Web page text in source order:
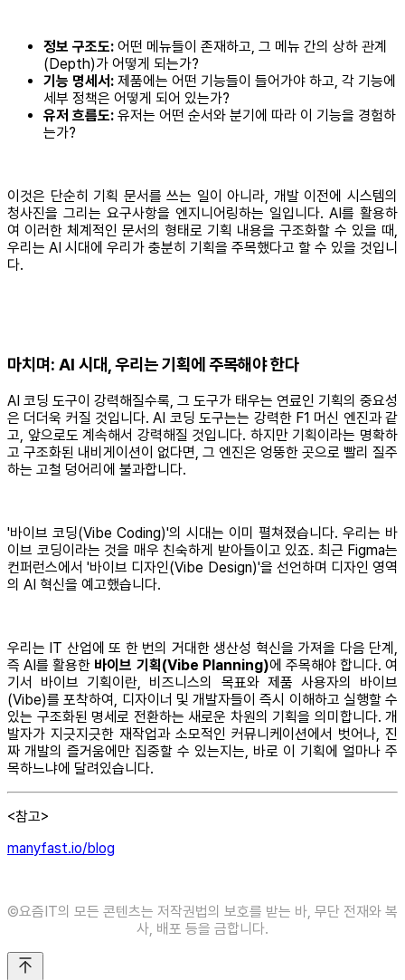
정보 구조도: 어떤 메뉴들이 존재하고, 그 메뉴 간의 상하 관계
(Depth)가 어떻게 되는가?
기능 명세서: 제품에는 어떤 기능들이 들어가야 하고, 각 기능에
세부 정책은 어떻게 되어 있는가?
유저 흐름도: 유저는 어떤 순서와 분기에 따라 이 기능을 경험하
는가?
이것은 단순히 기획 문서를 쓰는 일이 아니라, 개발 이전에 시스템의
청사진을 그리는 요구사항을 엔지니어링하는 일입니다. AI를 활용하
여 이러한 체계적인 문서의 형태로 기획 내용을 구조화할 수 있을 때,
우리는 AI 시대에 우리가 충분히 기획을 주목했다고 할 수 있을 것입니
다.
마치며: AI 시대, 우리는 기획에 주목해야 한다
AI 코딩 도구이 강력해질수록, 그 도구가 태우는 연료인 기획의 중요성
은 더더욱 커질 것입니다. AI 코딩 도구는는 강력한 F1 머신 엔진과 같
고, 앞으로도 계속해서 강력해질 것입니다. 하지만 기획이라는 명확하
고 구조화된 내비게이션이 없다면, 그 엔진은 엉뚱한 곳으로 빨리 질주
하는 고철 덩어리에 불과합니다.
'바이브 코딩(Vibe Coding)'의 시대는 이미 펼쳐졌습니다. 우리는 바
이브 코딩이라는 것을 매우 친숙하게 받아들이고 있죠. 최근 Figma는
컨퍼런스에서 '바이브 디자인(Vibe Design)'을 선언하며 디자인 영역
의 AI 혁신을 예고했습니다.
우리는 IT 산업에 또 한 번의 거대한 생산성 혁신을 가져올 다음 단계,
즉 AI를 활용한 바이브 기획(Vibe Planning)에 주목해야 합니다. 여
기서 바이브 기획이란, 비즈니스의 목표와 제품 사용자의 바이브
(Vibe)를 포착하여, 디자이너 및 개발자들이 즉시 이해하고 실행할 수
있는 구조화된 명세로 전환하는 새로운 차원의 기획을 의미합니다. 개
발자가 지긋지긋한 재작업과 소모적인 커뮤니케이션에서 벗어나, 진
짜 개발의 즐거움에만 집중할 수 있는지는, 바로 이 기획에 얼마나 주
목하느냐에 달려있습니다.
<참고>
manyfast.io/blog
©️요즘IT의 모든 콘텐츠는 저작권법의 보호를 받는 바, 무단 전재와 복
사, 배포 등을 금합니다.